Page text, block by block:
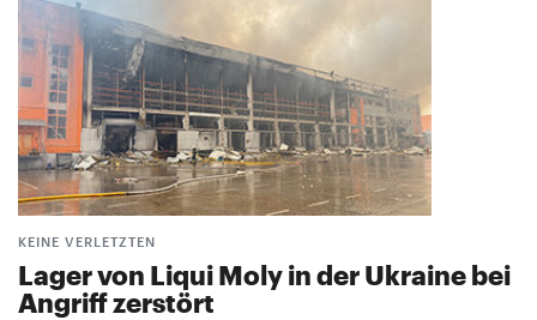
KEINE VERLETZTEN
Lager von Liqui Moly in der Ukraine bei
Angriff zerstört